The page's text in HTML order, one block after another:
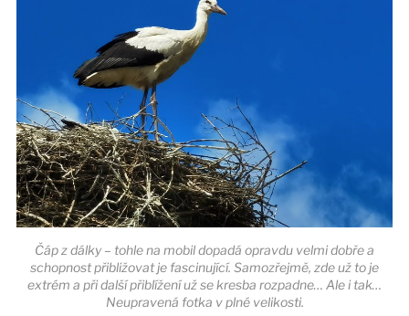
Čáp z dálky – tohle na mobil dopadá opravdu velmi dobře a
schopnost přibližovat je fascinující. Samozřejmě, zde už to je
extrém a při další přiblížení už se kresba rozpadne… Ale i tak…
Neupravená fotka v plné velikosti.